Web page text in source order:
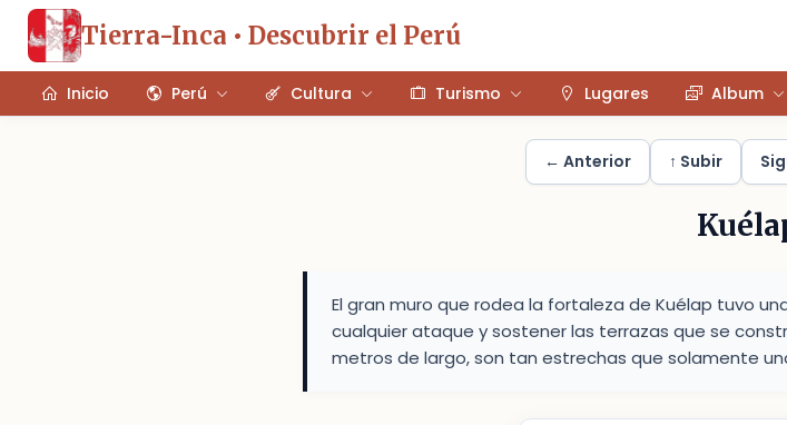
Tierra-Inca • Descubrir el Perú
Inicio Perú Cultura Turismo Lugares Album
← Anterior ↑ Subir
El gran muro que rodea la fortaleza de Kuélap tuvo
cualquier ataque y sostener las terrazas que se
metros de largo, son tan estrechas que solamente